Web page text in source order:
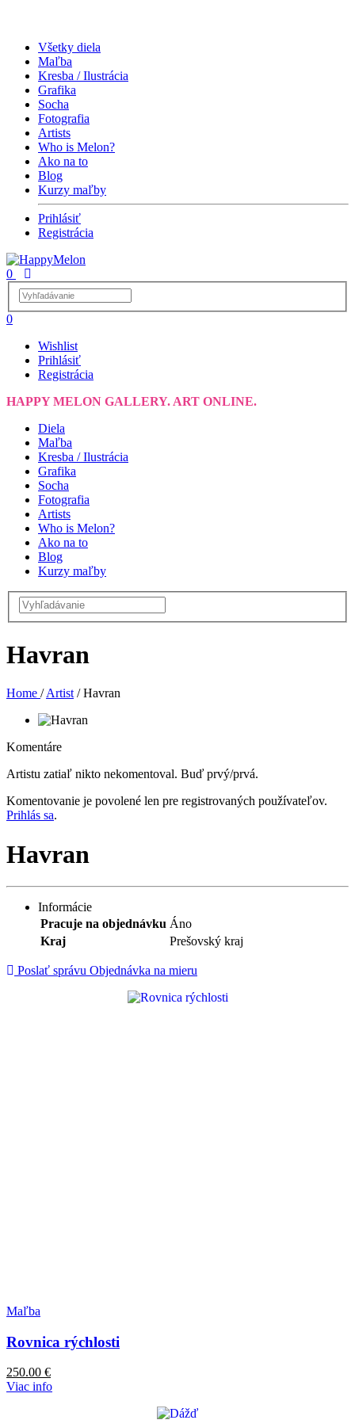
Všetky diela
Maľba
Kresba / Ilustrácia
Grafika
Socha
Fotografia
Artists
Who is Melon?
Ako na to
Blog
Kurzy maľby
Prihlásiť
Registrácia
0
0
Wishlist
Prihlásiť
Registrácia
HAPPY MELON GALLERY. ART ONLINE.
Diela
Maľba
Kresba / Ilustrácia
Grafika
Socha
Fotografia
Artists
Who is Melon?
Ako na to
Blog
Kurzy maľby
Havran
Home / Artist /Havran
Komentáre
Artistu zatiaľ nikto nekomentoval. Buď prvý/prvá.
Komentovanie je povolené len pre registrovaných používateľov.
Prihlás sa.
Havran
Informácie
Pracuje na objednávku Áno
Kraj
Prešovský kraj
Poslať správu Objednávka na mieru
Maľba
Rovnica rýchlosti
250.00 €
Viac info